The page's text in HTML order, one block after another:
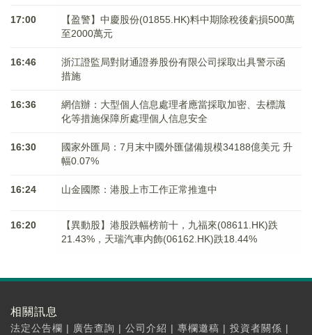
17:00
【盈警】中慶股份(01855.HK)料中期除稅後虧損500萬
至2000萬元
16:46
浙江證監局對財通證券股份有限公司採取出具警示函
措施
16:36
網信辦：大型個人信息處理者應當採取加密、去標識
化等措施保障所處理個人信息安全
16:30
國家外匯局：7月末中國外匯儲備規模34188億美元 升
幅0.07%
16:24 山金國際：港股上市工作正常推進中
16:20
【異動股】港股跌幅榜前十，九福來(08611.HK)跌
21.43%，天瑞汽車内飾(06162.HK)跌18.44%
相關訊息
法定公告欄 | 廣告查詢 | 公司介紹 | 專欄邀稿 | 投資者關係 |